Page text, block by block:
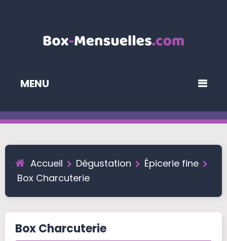
MENU
Accueil Dégustation
Épicerie fine
Box Charcuterie
Box Charcuterie